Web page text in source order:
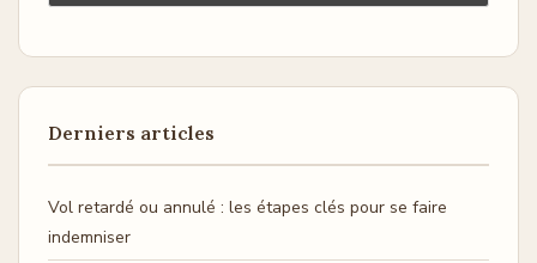
Derniers articles
Vol retardé ou annulé : les étapes clés pour se faire
indemniser